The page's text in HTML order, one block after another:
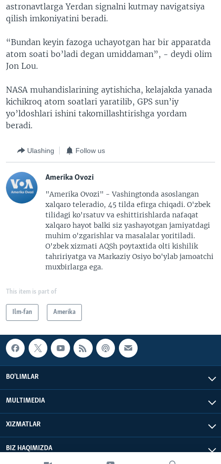
astronavtlarga Yerdan signalni kutmay navigatsiya
qilish imkoniyatini beradi.
“Bundan keyin fazoga uchayotgan har bir apparatda
atom soati bo’ladi degan umiddaman”, - deydi olim
Jon Lou.
NASA muhandislarining aytishicha, kelajakda yanada
kichikroq atom soatlari yaratilib, GPS sun’iy
yo’ldoshlari ishini takomillashtirishga yordam
beradi.
Ulashing Follow us
Amerika Ovozi
"Amerika Ovozi" - Vashingtonda asoslangan
xalqaro teleradio, 45 tilda efirga chiqadi. O'zbek
tilidagi ko'rsatuv va eshittirishlarda nafaqat
xalqaro hayot balki siz yashayotgan jamiyatdagi
muhim o'zgarishlar va masalalar yoritiladi.
O'zbek xizmati AQSh poytaxtida olti kishilik
tahririyatga va Markaziy Osiyo bo'ylab jamoatchi
muxbirlarga ega.
This item is part of
Ilm-fan Amerika
BO'LIMLAR
MULTIMEDIA
XIZMATLAR
BIZ HAQIMIZDA